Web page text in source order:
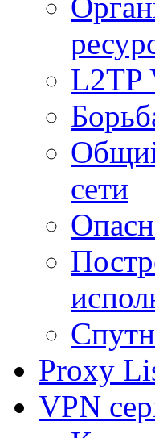
L2TP
сети
Proxy
VPN